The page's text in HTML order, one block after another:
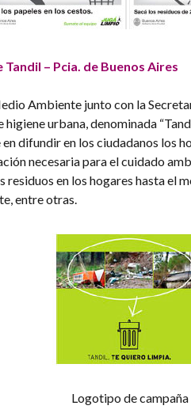
– Pcia. de Buenos Aires
Ambiente junto con la
urbana, denominada
en difundir en los ciudadanos los
necesaria para el cuidado
residuos en los hogares hasta el
entre otras.
Logotipo de campaña